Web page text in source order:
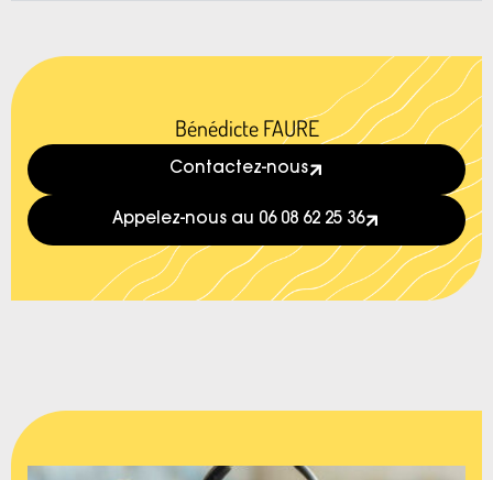
Bénédicte FAURE
Contactez-nous
Appelez-nous au 06 08 62 25 36